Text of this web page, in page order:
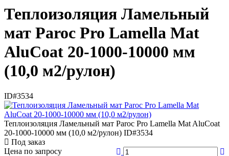
Теплоизоляция Ламельный
мат Paroc Pro Lamella Mat
AluCoat 20-1000-10000 мм
(10,0 м2/рулон)
ID#3534
Теплоизоляция Ламельный мат Paroc Pro Lamella Mat AluCoat
20-1000-10000 мм (10,0 м2/рулон) ID#3534
Под заказ
Цена по запросу